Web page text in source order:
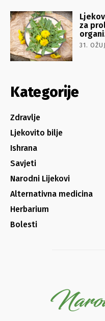
za
31.
Kategorije
Zdravlje
Ljekovito bilje
Ishrana
Savjeti
Narodni Lijekovi
Alternativna medicina
Herbarium
Bolesti